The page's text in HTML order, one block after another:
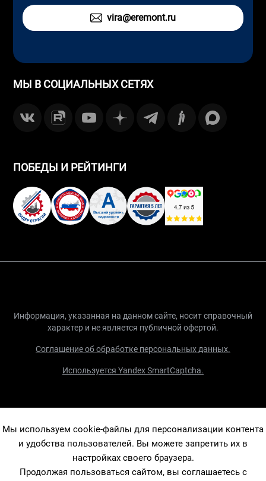
vira@eremont.ru
МЫ В СОЦИАЛЬНЫХ СЕТЯХ
ПОБЕДЫ И РЕЙТИНГИ
Информация, указанная на данном сайте, носит справочный
характер и не является публичной офертой.
Соглашение об обработке персональных данных.
Используется Yandex SmartCaptcha.
Мы используем cookie-файлы для персонализации контента
и удобства пользователей. Вы можете запретить их в
настройках своего браузера.
Продолжая пользоваться сайтом, вы соглашаетесь с